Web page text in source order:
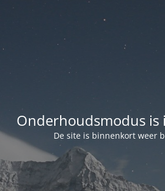
Onderhoudsmodus is
De site is binnenkort weer